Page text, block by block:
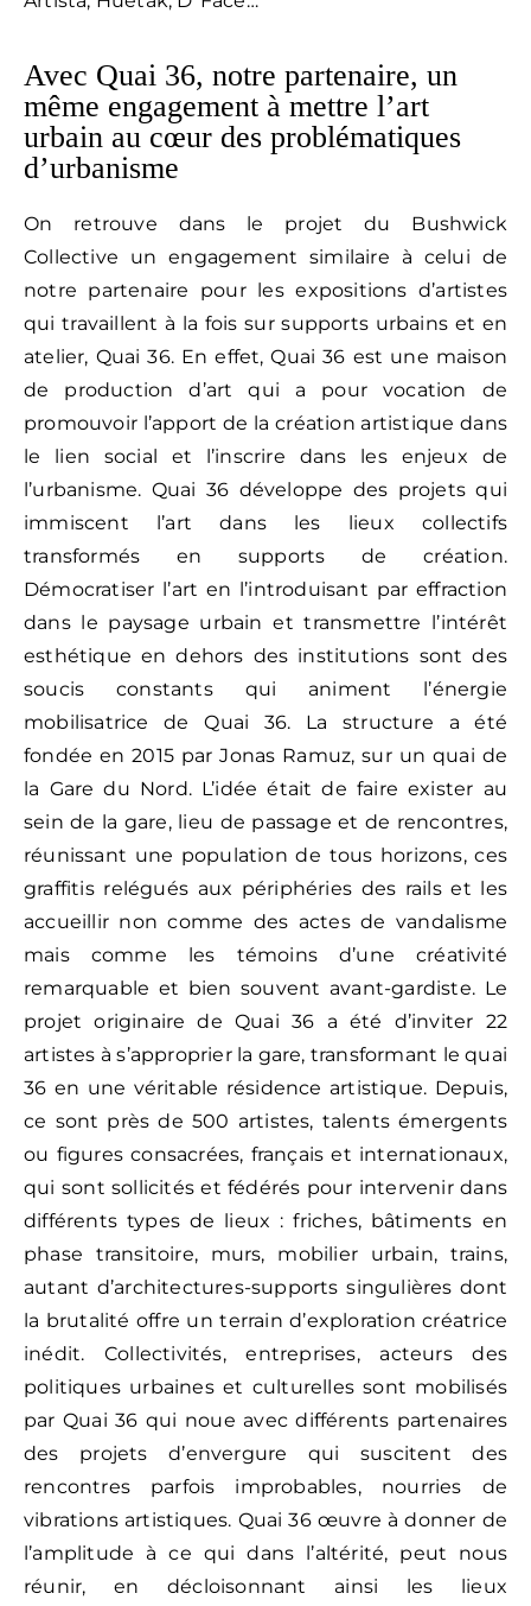
Avec Quai 36, notre partenaire, un
même engagement à mettre l’art
urbain au cœur des problématiques
d’urbanisme
On retrouve dans le projet du Bushwick
Collective un engagement similaire à celui de
notre partenaire pour les expositions d’artistes
qui travaillent à la fois sur supports urbains et en
atelier, Quai 36. En effet, Quai 36 est une maison
de production d’art qui a pour vocation de
promouvoir l’apport de la création artistique dans
le lien social et l’inscrire dans les enjeux de
l’urbanisme. Quai 36 développe des projets qui
immiscent l’art dans les lieux collectifs
transformés en supports de création.
Démocratiser l’art en l’introduisant par effraction
dans le paysage urbain et transmettre l’intérêt
esthétique en dehors des institutions sont des
soucis constants qui animent l’énergie
mobilisatrice de Quai 36. La structure a été
fondée en 2015 par Jonas Ramuz, sur un quai de
la Gare du Nord. L’idée était de faire exister au
sein de la gare, lieu de passage et de rencontres,
réunissant une population de tous horizons, ces
graffitis relégués aux périphéries des rails et les
accueillir non comme des actes de vandalisme
mais comme les témoins d’une créativité
remarquable et bien souvent avant-gardiste. Le
projet originaire de Quai 36 a été d’inviter 22
artistes à s’approprier la gare, transformant le quai
36 en une véritable résidence artistique. Depuis,
ce sont près de 500 artistes, talents émergents
ou figures consacrées, français et internationaux,
qui sont sollicités et fédérés pour intervenir dans
différents types de lieux : friches, bâtiments en
phase transitoire, murs, mobilier urbain, trains,
autant d’architectures-supports singulières dont
la brutalité offre un terrain d’exploration créatrice
inédit. Collectivités, entreprises, acteurs des
politiques urbaines et culturelles sont mobilisés
par Quai 36 qui noue avec différents partenaires
des projets d’envergure qui suscitent des
rencontres parfois improbables, nourries de
vibrations artistiques. Quai 36 œuvre à donner de
l’amplitude à ce qui dans l’altérité, peut nous
réunir, en décloisonnant ainsi les lieux